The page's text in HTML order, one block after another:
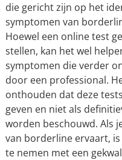
die gericht zijn op het
symptomen van
Hoewel een online test
stellen, kan het wel
symptomen die verder
door een professional.
onthouden dat deze
geven en niet als
worden beschouwd. Als
van borderline ervaart,
te nemen met een